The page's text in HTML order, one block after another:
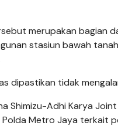
merupakan bagian
stasiun bawah
dipastikan tidak
Shimizu-Adhi Karya
Metro Jaya terkait